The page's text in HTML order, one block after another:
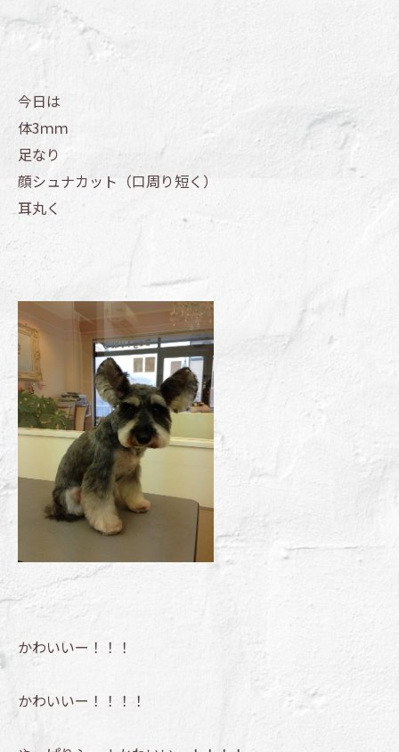
今日は
体3ｍｍ
足なり
顔シュナカット（口周り短く）
耳丸く
かわいいー！！！
かわいいー！！！！